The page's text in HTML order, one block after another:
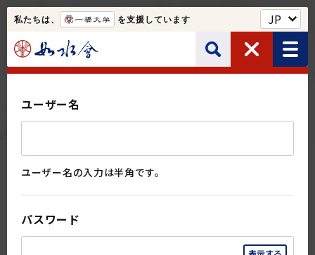
私たちは、 を支援しています
如水会について
サイト内検索
ユーザー名
ユーザー名の入力は半角です。
パスワード
ログイン
この情報はログインしてご覧ください。
ユーザー名